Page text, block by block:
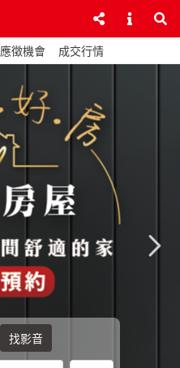
應徵機會 成交行情
找影音